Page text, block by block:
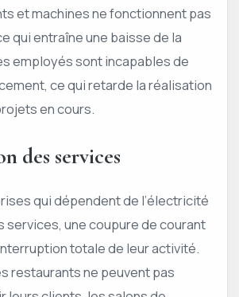
et machines ne fonctionnent pas
qui entraîne une baisse de la
employés sont incapables de
ce qui retarde la réalisation
en cours.
des services
qui dépendent de l’électricité
services, une coupure de courant
totale de leur activité.
restaurants ne peuvent pas